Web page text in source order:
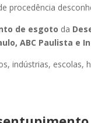
procedência
de esgoto da
ABC Paulista e
indústrias,